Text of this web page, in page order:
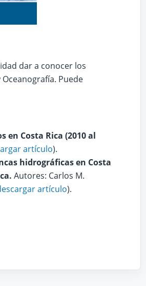
dar a conocer los
Puede
Costa Rica (2010 al
artículo).
hidrográficas en Costa
Autores: Carlos M.
artículo).